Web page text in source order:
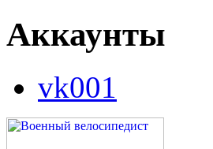
Аккаунты
vk001